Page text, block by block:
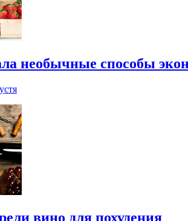
необычные способы
вино для похудения